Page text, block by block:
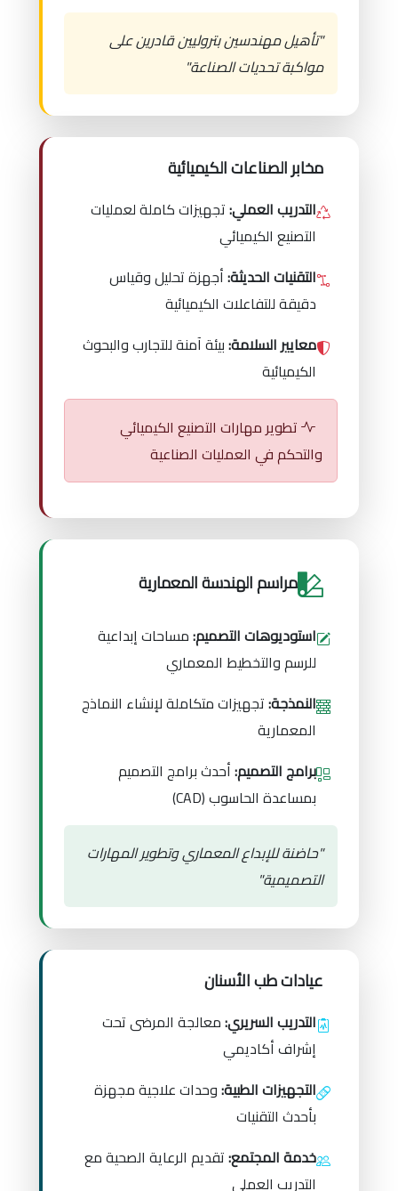
"تأهيل مهندسين بتروليين قادرين على
مواكبة تحديات الصناعة"
مخابر الصناعات الكيميائية
التدريب العملي:تجهيزات كاملة لعمليات
التصنيع الكيميائي
التقنيات الحديثة:أجهزة تحليل وقياس
دقيقة للتفاعلات الكيميائية
معايير السلامة:بيئة آمنة للتجارب والبحوث
الكيميائية
تطوير مهارات التصنيع الكيميائي
والتحكم في العمليات الصناعية
مراسم الهندسة المعمارية
استوديوهات التصميم:مساحات إبداعية
للرسم والتخطيط المعماري
النمذجة:تجهيزات متكاملة لإنشاء النماذج
المعمارية
برامج التصميم:أحدث برامج التصميم
بمساعدة الحاسوب (CAD)
"حاضنة للإبداع المعماري وتطوير المهارات
التصميمية"
عيادات طب الأسنان
التدريب السريري:معالجة المرضى تحت
إشراف أكاديمي
التجهيزات الطبية:وحدات علاجية مجهزة
بأحدث التقنيات
خدمة المجتمع:تقديم الرعاية الصحية مع
التدريب العملي